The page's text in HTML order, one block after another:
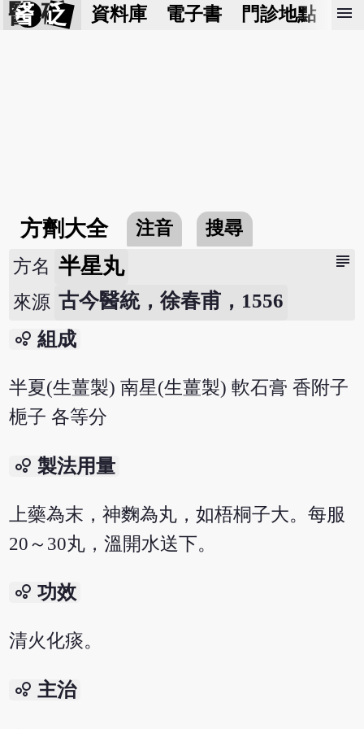
醫 砭 資料庫 電子書 門診地點 預
menu
方劑大全 注音 搜尋
subject
方名 半星丸
來源 古今醫統，徐春甫，1556
bubble_chart 組成
半夏(生薑製) 南星(生薑製) 軟石膏 香附子
梔子 各等分
bubble_chart 製法用量
上藥為末，神麴為丸，如梧桐子大。每服
20～30丸，溫開水送下。
bubble_chart 功效
清火化痰。
bubble_chart 主治